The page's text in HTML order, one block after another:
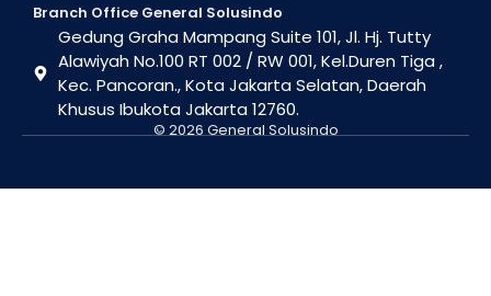
Branch Office General Solusindo
Gedung Graha Mampang Suite 101, Jl. Hj. Tutty
Alawiyah No.100 RT 002 / RW 001, Kel.Duren Tiga ,
Kec. Pancoran., Kota Jakarta Selatan, Daerah
Khusus Ibukota Jakarta 12760.
© 2026 General Solusindo